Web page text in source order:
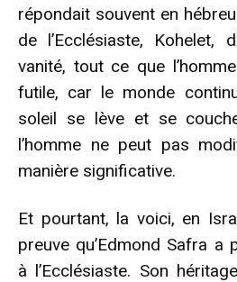
répondait souvent en
de l’Ecclésiaste,
vanité, tout ce que
futile, car le monde
soleil se lève et se
l’homme ne peut pas
manière significative.
Et pourtant, la voici, en
preuve qu’Edmond Safra a
à l’Ecclésiaste. Son